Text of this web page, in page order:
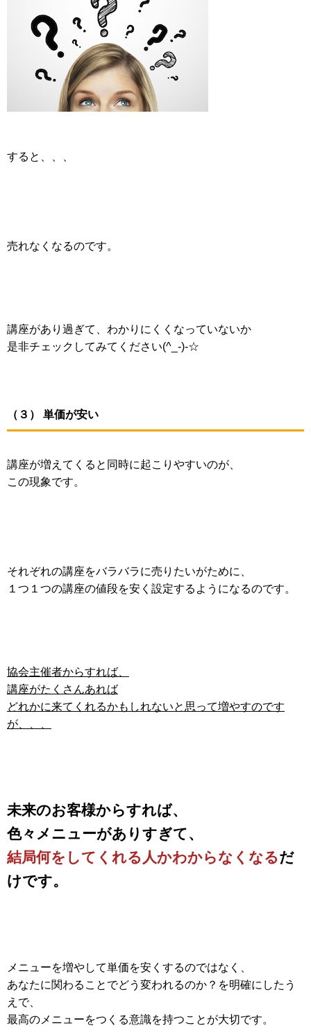
すると、、、
売れなくなるのです。
講座があり過ぎて、わかりにくくなっていないか
是非チェックしてみてください(^_-)-☆
（３） 単価が安い
講座が増えてくると同時に起こりやすいのが、
この現象です。
それぞれの講座をバラバラに売りたいがために、
１つ１つの講座の値段を安く設定するようになるのです。
協会主催者からすれば、
講座がたくさんあれば
どれかに来てくれるかもしれないと思って増やすのです
が、、、
未来のお客様からすれば、
色々メニューがありすぎて、
結局何をしてくれる人かわからなくなるだ
けです。
メニューを増やして単価を安くするのではなく、
あなたに関わることでどう変われるのか？を明確にしたう
えで、
最高のメニューをつくる意識を持つことが大切です。